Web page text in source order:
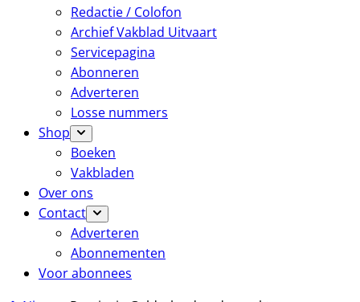
Redactie / Colofon
Archief Vakblad Uitvaart
Servicepagina
Abonneren
Adverteren
Losse nummers
Shop
Boeken
Vakbladen
Over ons
Contact
Adverteren
Abonnementen
Voor abonnees